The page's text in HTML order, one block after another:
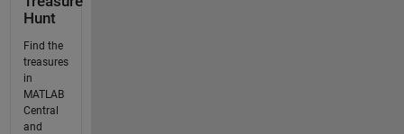
Hunt
Find the
treasures
in
MATLAB
Central
and